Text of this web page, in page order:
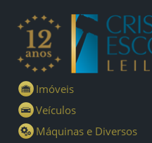
Imóveis
Veículos
Máquinas e Diversos